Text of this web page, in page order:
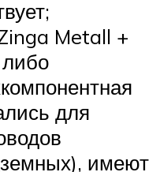
Metall +
для
имеют